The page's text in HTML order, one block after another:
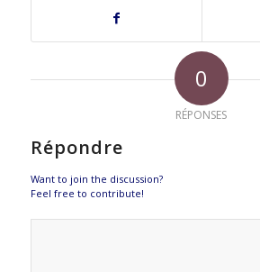
0
RÉPONSES
Répondre
Want to join the discussion?
Feel free to contribute!